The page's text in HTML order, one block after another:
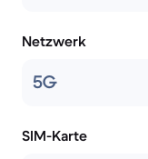
Netzwerk
5G
SIM-Karte